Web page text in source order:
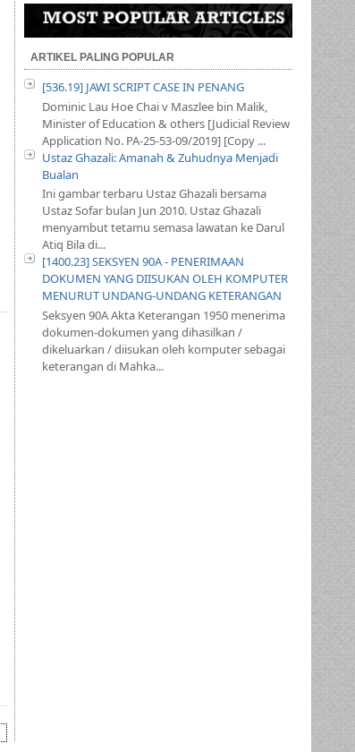
ARTIKEL PALING POPULAR
[536.19] JAWI SCRIPT CASE IN PENANG
Dominic Lau Hoe Chai v Maszlee bin Malik,
Minister of Education & others [Judicial Review
Application No. PA-25-53-09/2019] [Copy ...
Ustaz Ghazali: Amanah & Zuhudnya Menjadi
Bualan
Ini gambar terbaru Ustaz Ghazali bersama
Ustaz Sofar bulan Jun 2010. Ustaz Ghazali
menyambut tetamu semasa lawatan ke Darul
Atiq Bila di...
[1400.23] SEKSYEN 90A - PENERIMAAN
DOKUMEN YANG DIISUKAN OLEH KOMPUTER
MENURUT UNDANG-UNDANG KETERANGAN
Seksyen 90A Akta Keterangan 1950 menerima
dokumen-dokumen yang dihasilkan /
dikeluarkan / diisukan oleh komputer sebagai
keterangan di Mahka...